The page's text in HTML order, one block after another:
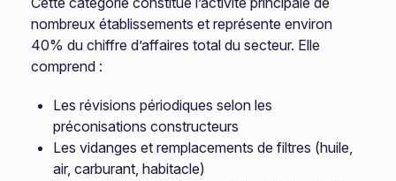
nombreux établissements et représente environ
40% du chiffre d’affaires total du secteur. Elle
comprend :
Les révisions périodiques selon les
préconisations constructeurs
Les vidanges et remplacements de filtres (huile,
air, carburant, habitacle)